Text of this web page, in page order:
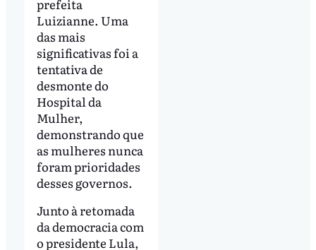
prefeita
Luizianne. Uma
das mais
significativas foi a
tentativa de
desmonte do
Hospital da
Mulher,
demonstrando que
as mulheres nunca
foram prioridades
desses governos.
Junto à retomada
da democracia com
o presidente Lula,